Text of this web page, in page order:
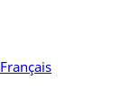
Français